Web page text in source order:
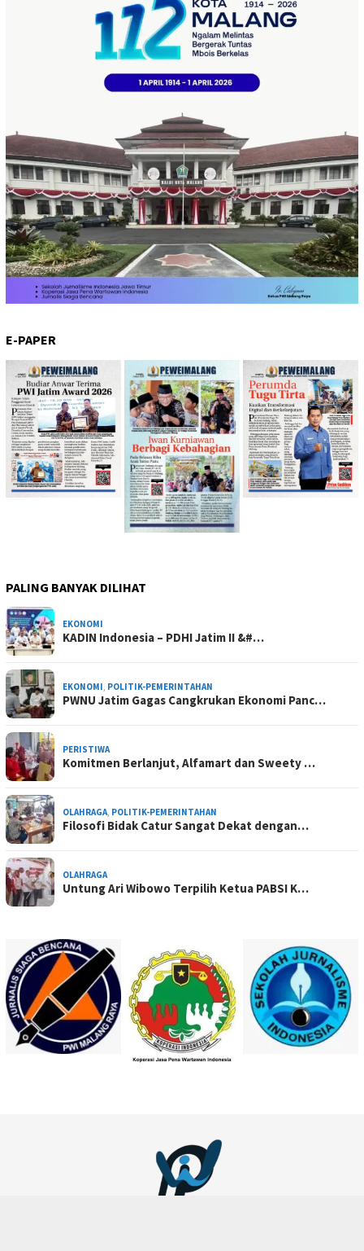
E-PAPER
PALING BANYAK DILIHAT
EKONOMI
KADIN Indonesia – PDHI Jatim II &#…
EKONOMI, POLITIK-PEMERINTAHAN
PWNU Jatim Gagas Cangkrukan Ekonomi Panc…
PERISTIWA
Komitmen Berlanjut, Alfamart dan Sweety …
OLAHRAGA, POLITIK-PEMERINTAHAN
Filosofi Bidak Catur Sangat Dekat dengan…
OLAHRAGA
Untung Ari Wibowo Terpilih Ketua PABSI K…